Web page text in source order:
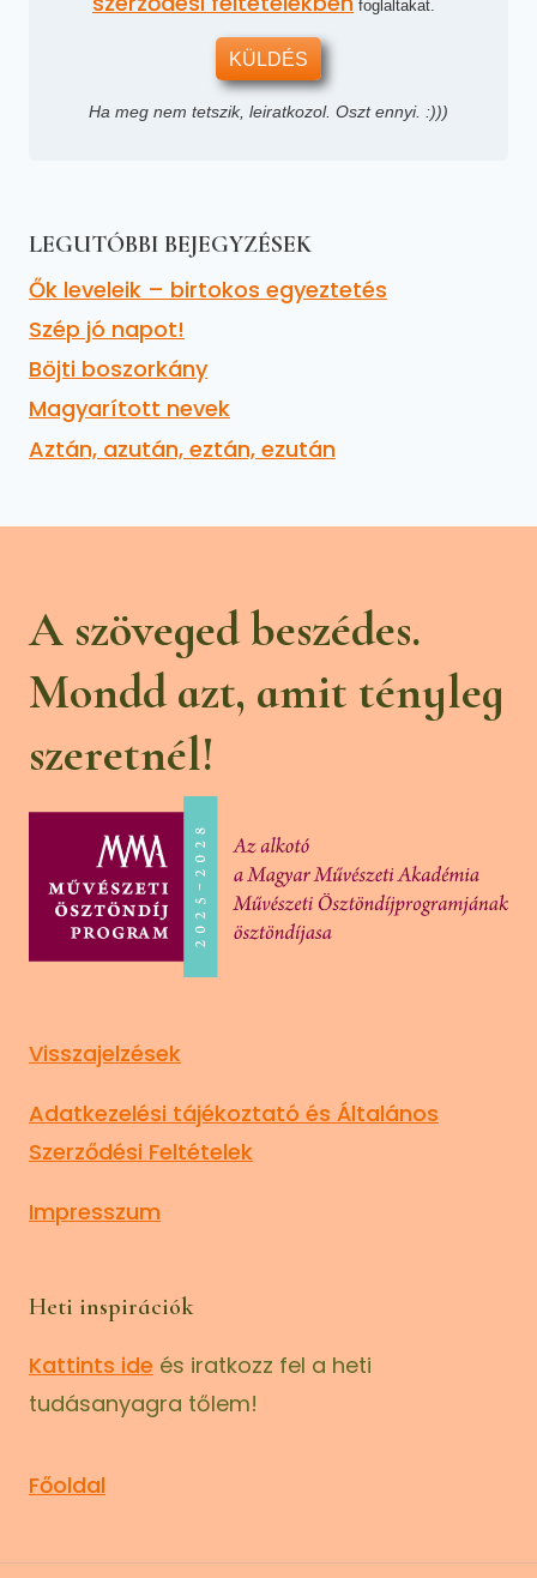
foglaltakat.
KÜLDÉS
Ha meg nem tetszik, leiratkozol. Oszt ennyi. :)))
LEGUTÓBBI BEJEGYZÉSEK
Ők leveleik – birtokos egyeztetés
Szép jó napot!
Böjti boszorkány
Magyarított nevek
Aztán, azután, eztán, ezután
A szöveged beszédes.
Mondd azt, amit tényleg
szeretnél!
Visszajelzések
Adatkezelési tájékoztató és Általános
Szerződési Feltételek
Impresszum
Heti inspirációk
Kattints ide és iratkozz fel a heti
tudásanyagra tőlem!
Főoldal